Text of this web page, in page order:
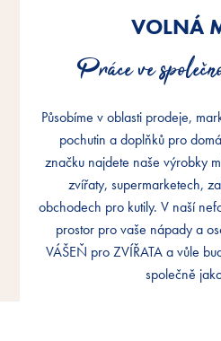
VOLNÁ
Práce ve
Působíme v oblasti prodeje,
pochutin a doplňků pro
značku najdete naše výrobky
zvířaty, supermarketech,
obchodech pro kutily. V naší
prostor pro vaše nápady a
VÁŠEŇ pro ZVÍŘATA a vůle
společně
VOLNÁ
Práce ve
Působíme v oblasti prodeje,
pochutin a doplňků pro
značku najdete naše výrobky
zvířaty, supermarketech,
obchodech pro kutily. V naší
prostor pro vaše nápady a
VÁŠEŇ pro ZVÍŘATA a vůle
společně
VOLNÁ
Práce ve
Působíme v oblasti prodeje,
pochutin a doplňků pro
značku najdete naše výrobky
zvířaty, supermarketech,
obchodech pro kutily. V naší
prostor pro vaše nápady a
VÁŠEŇ pro ZVÍŘATA a vůle
společně